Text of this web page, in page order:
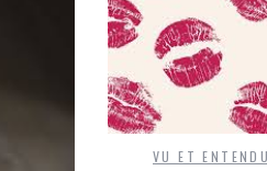
VU ET ENTENDU